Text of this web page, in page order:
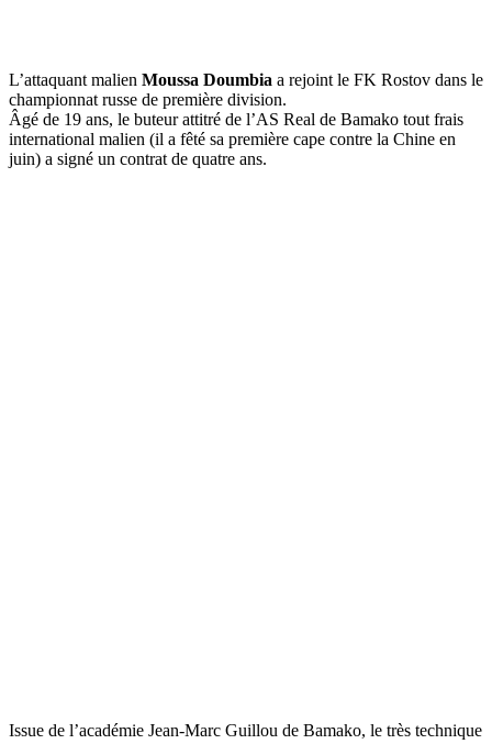
L’attaquant malien Moussa Doumbia a rejoint le FK Rostov dans le
championnat russe de première division.
Âgé de 19 ans, le buteur attitré de l’AS Real de Bamako tout frais
international malien (il a fêté sa première cape contre la Chine en
juin) a signé un contrat de quatre ans.
Issue de l’académie Jean-Marc Guillou de Bamako, le très technique